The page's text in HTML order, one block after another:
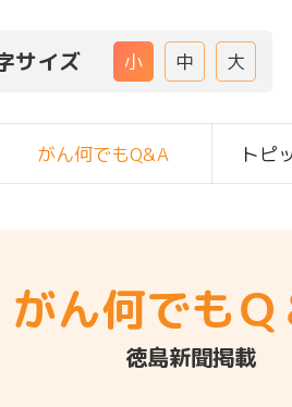
サイズ 小 中 大
がん何でもQ&A トピ
がん何でもＱ
徳島新聞掲載